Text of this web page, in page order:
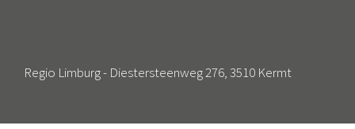
Regio Limburg - Diestersteenweg 276, 3510 Kermt